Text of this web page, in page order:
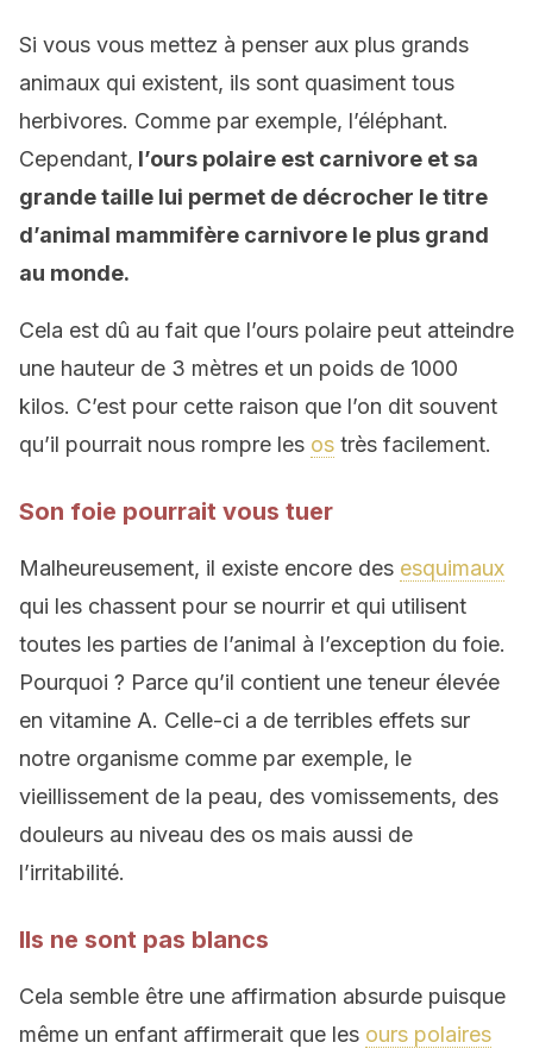
Si vous vous mettez à penser aux plus grands
animaux qui existent, ils sont quasiment tous
herbivores. Comme par exemple, l’éléphant.
Cependant, l’ours polaire est carnivore et sa
grande taille lui permet de décrocher le titre
d’animal mammifère carnivore le plus grand
au monde.
Cela est dû au fait que l’ours polaire peut atteindre
une hauteur de 3 mètres et un poids de 1000
kilos. C’est pour cette raison que l’on dit souvent
qu’il pourrait nous rompre les os très facilement.
Son foie pourrait vous tuer
Malheureusement, il existe encore des esquimaux
qui les chassent pour se nourrir et qui utilisent
toutes les parties de l’animal à l’exception du foie.
Pourquoi ? Parce qu’il contient une teneur élevée
en vitamine A. Celle-ci a de terribles effets sur
notre organisme comme par exemple, le
vieillissement de la peau, des vomissements, des
douleurs au niveau des os mais aussi de
l’irritabilité.
Ils ne sont pas blancs
Cela semble être une affirmation absurde puisque
même un enfant affirmerait que les ours polaires